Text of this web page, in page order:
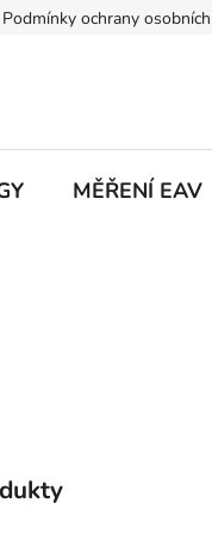
Podmínky ochrany
MĚŘENÍ EAV